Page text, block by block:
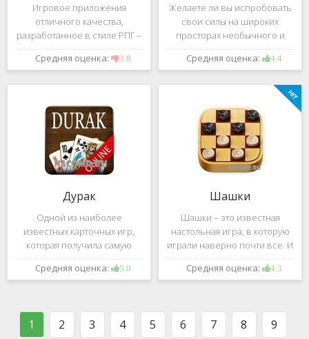
Игровое приложения
отличного качества,
разработанное в стиле РПГ –
это, конечно же, Dark
Avenger. В ней вы сможете
большое количество
проблем на свою
Средняя оценка: 3.8
Желаете ли вы испробовать
свои силы на широких
просторах необычного и
удивительного мира,
который наполнен
Если да, тогда вам к нам. Игра,
которую мы вам предложим
ниже и о
Средняя оценка: 4.4
Дурак
Одной из наиболее
известных карточных игр,
которая получила самую
большую известность среди
всех людей всех возрастных
такого человека, который бы
Средняя оценка: 5.0
Шашки
Шашки – это известная
настольная игра, в которую
играли наверно почти все. И
это не странно. Эта игра
имеет не сложные правила и
свободное время, но
Средняя оценка: 4.3
1 2 3 4 5 6 7 8 9